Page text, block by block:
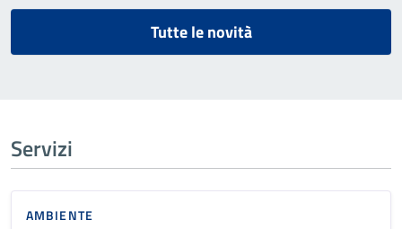
Tutte le novità
Servizi
AMBIENTE